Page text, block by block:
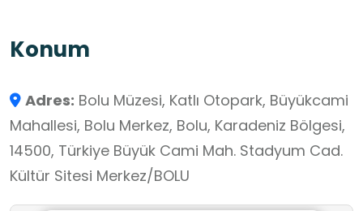
12095 adet de sikke olmak üzere toplam 17058
Konum
Adres: Bolu Müzesi, Katlı Otopark, Büyükcami
Mahallesi, Bolu Merkez, Bolu, Karadeniz Bölgesi,
14500, Türkiye Büyük Cami Mah. Stadyum Cad.
Kültür Sitesi Merkez/BOLU